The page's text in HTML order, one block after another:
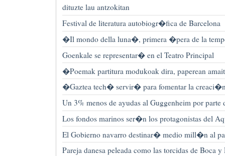
dituzte lau antzokitan
Festival de literatura autobiogr�fica de Barcelona
�Il mondo della luna�, primera �pera de la
Goenkale se representar� en el Teatro Principal
�Poemak partitura modukoak dira, paperean
�Gaztea tech� servir� para fomentar la
Un 3% menos de ayudas al Guggenheim por
Los fondos marinos ser�n los protagonistas del
El Gobierno navarro destinar� medio mill�n al
Pareja danesa peleada como las torcidas de Boca y